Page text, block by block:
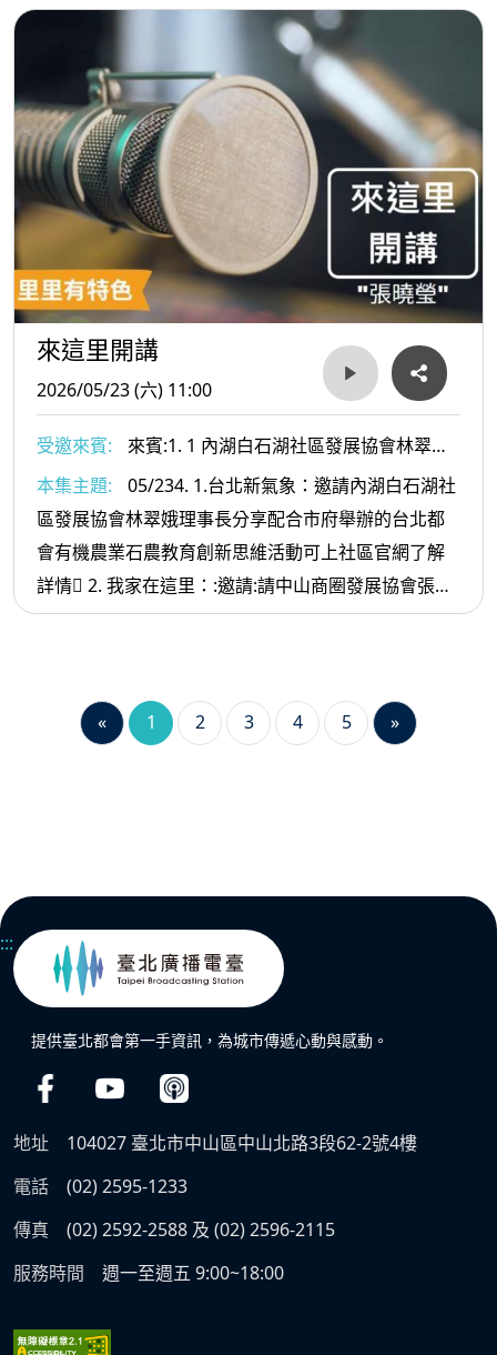
張紅木里長當年從外地到台北發展定居在萬祥里的機
緣及多年來未里民服務的心得7.
來這里開講
2026/05/23 (六) 11:00
受邀來賓:
來賓:1. 1 內湖白石湖社區發展協會林翠娥
理事長2. 中山商圈發展協會張碧真秘書長
本集主題:
05/234. 1.台北新氣象：邀請內湖白石湖社
區發展協會林翠娥理事長分享配合市府舉辦的台北都
會有機農業石農教育創新思維活動可上社區官網了解
詳情 2. 我家在這里：:邀請:請中山商圈發展協會張碧
真秘書長分享日前舉辦的公益活動及母親節園遊會的
« 1 2 3 4 5 »
:::
提供臺北都會第一手資訊，為城市傳遞心動與感動。
地址
104027 臺北市中山區中山北路3段62-2號4樓
電話
(02) 2595-1233
傳真
(02) 2592-2588 及 (02) 2596-2115
服務時間
週一至週五 9:00~18:00